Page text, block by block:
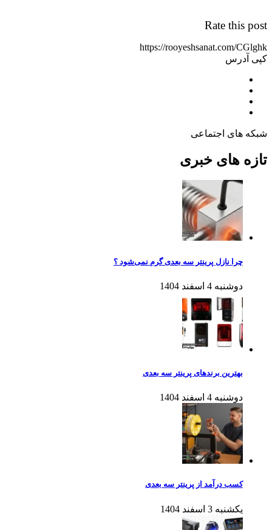
Rate this post
https://rooyeshsanat.com/CGlghk
کپی آدرس
شبکه های اجتماعی
تازه های خبری
چرا نازل پرینتر سه بعدی گرم نمی‌شود ؟
دوشنبه 4 اسفند 1404
بهترین برندهای پرینتر سه بعدی
دوشنبه 4 اسفند 1404
کسب درآمد از پرینتر سه بعدی
یکشنبه 3 اسفند 1404